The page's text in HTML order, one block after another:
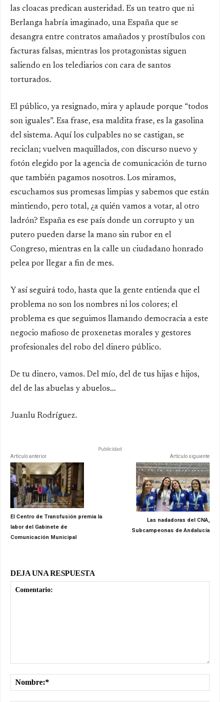
las cloacas predican austeridad. Es un teatro que ni
Berlanga habría imaginado, una España que se
desangra entre contratos amañados y prostíbulos con
facturas falsas, mientras los protagonistas siguen
saliendo en los telediarios con cara de santos
torturados.
El público, ya resignado, mira y aplaude porque “todos
son iguales”. Esa frase, esa maldita frase, es la gasolina
del sistema. Aquí los culpables no se castigan, se
reciclan; vuelven maquillados, con discurso nuevo y
fotón elegido por la agencia de comunicación de turno
que también pagamos nosotros. Los miramos,
escuchamos sus promesas limpias y sabemos que están
mintiendo, pero total, ¿a quién vamos a votar, al otro
ladrón? España es ese país donde un corrupto y un
putero pueden darse la mano sin rubor en el
Congreso, mientras en la calle un ciudadano honrado
pelea por llegar a fin de mes.
Y así seguirá todo, hasta que la gente entienda que el
problema no son los nombres ni los colores; el
problema es que seguimos llamando democracia a este
negocio mafioso de proxenetas morales y gestores
profesionales del robo del dinero público.
De tu dinero, vamos. Del mío, del de tus hijas e hijos,
del de las abuelas y abuelos…
Juanlu Rodríguez.
Publicidad
Artículo anterior
El Centro de Transfusión premia la
labor del Gabinete de
Comunicación Municipal
Artículo siguiente
Las nadadoras del CNA,
Subcampeonas de Andalucía
DEJA UNA RESPUESTA